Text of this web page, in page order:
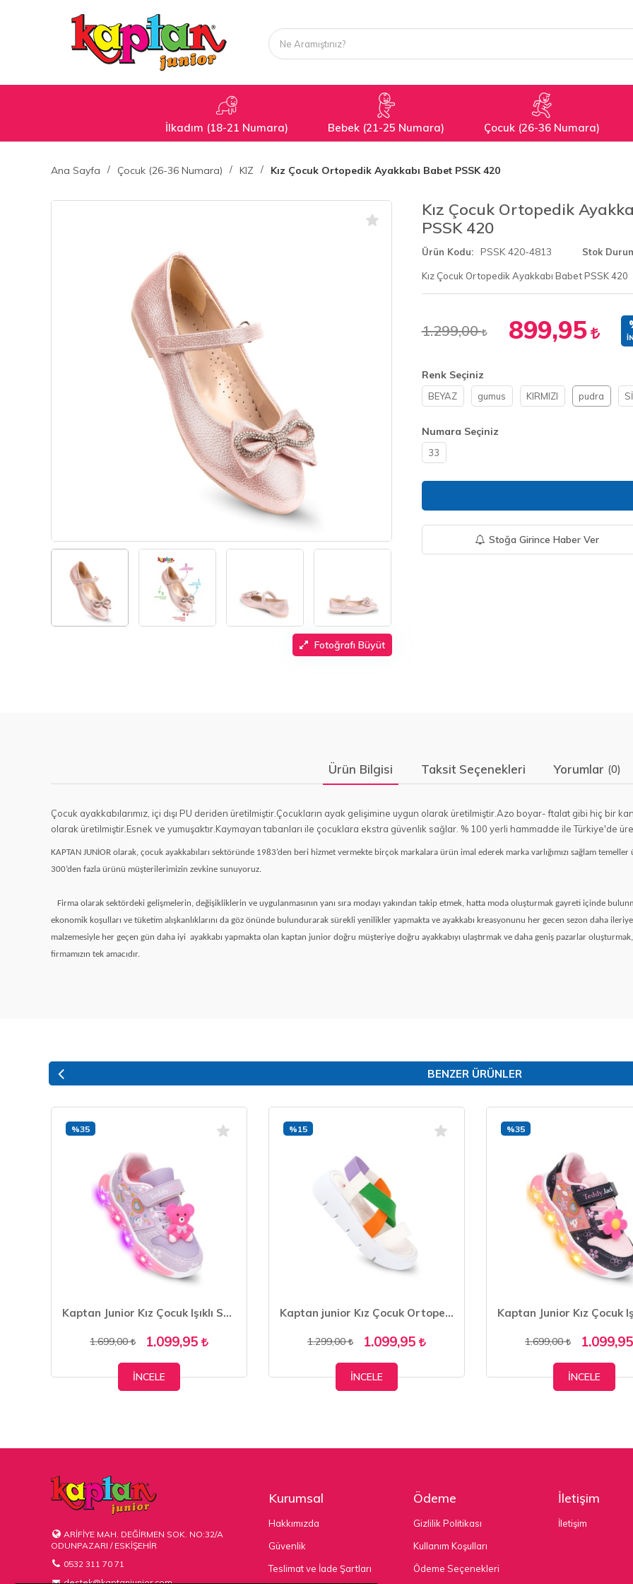
İlkadım (18-21 Numara) Bebek (21-25 Numara) Çocuk (26-36 Numara)
Ana Sayfa Çocuk (26-36 Numara) KIZ Kız Çocuk Ortopedik Ayakkabı Babet PSSK 420
Fotoğrafı Büyüt
Kız Çocuk Ortopedik
PSSK 420
Ürün Kodu PSSK 420-4813 Stok
Kız Çocuk Ortopedik Ayakkabı Babet PSSK 420
1.299,00 899,95
Renk Seçiniz
BEYAZ gumus KIRMIZI pudra
Numara Seçiniz
33
Stoğa Girince Haber Ver
Ürün Bilgisi Taksit Seçenekleri Yorumlar (0)
Çocuk ayakkabılarımız, içi dışı PU deriden üretilmiştir.Çocukların ayak gelişimine uygun olarak üretilmiştir.Azo boyar- ftalat gibi hiç bir
olarak üretilmiştir.Esnek ve yumuşaktır.Kaymayan tabanları ile çocuklara ekstra güvenlik sağlar. % 100 yerli hammadde ile Türkiye'de
KAPTAN JUNİOR olarak, çocuk ayakkabıları sektöründe 1983’den beri hizmet vermekte birçok markalara ürün imal ederek marka varlığımızı sağlam
300’den fazla ürünü müşterilerimizin zevkine sunuyoruz.
Firma olarak sektördeki gelişmelerin, değişikliklerin ve uygulanmasının yanı sıra modayı yakından takip etmek, hatta moda oluşturmak gayreti içinde
ekonomik koşulları ve tüketim alışkanlıklarını da göz önünde bulundurarak sürekli yenilikler yapmakta ve ayakkabı kreasyonunu her gecen sezon daha ileriye
malzemesiyle her geçen gün daha iyi ayakkabı yapmakta olan kaptan junior doğru müşteriye doğru ayakkabıyı ulaştırmak ve daha geniş pazarlar
firmamızın tek amacıdır.
BENZER ÜRÜNLER
Kaptan Junior Kız Çocuk Işıklı Spor Sneaker Yürüyüş Ayakkabı PTJCK 700
1.699,00 1.099,95
%35
İNCELE
Kaptan junior Kız Çocuk Ortopedik Ayakkabı Sandalet POYK 505
1.299,00 1.099,95
%15
İNCELE
1.699,00 1.099,95
%35
İNCELE
ARİFİYE MAH. DEĞİRMEN SOK. NO:32/A
ODUNPAZARI / ESKİŞEHİR
0532 311 70 71
Kurumsal
Hakkımızda
Güvenlik
Teslimat ve İade Şartları
Ödeme
Gizlilik Politikası
Kullanım Koşulları
Ödeme Seçenekleri
İletişim
İletişim